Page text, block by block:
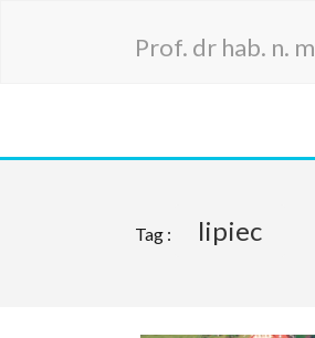
Prof. dr hab. n.
Tag : lipiec